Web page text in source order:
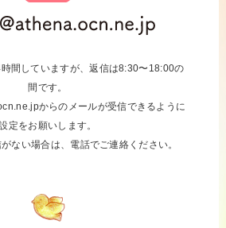
間していますが、返信は8:30〜18:00の
間です。
からのメールが受信できるように
定をお願いします。
ない場合は、電話でご連絡ください。